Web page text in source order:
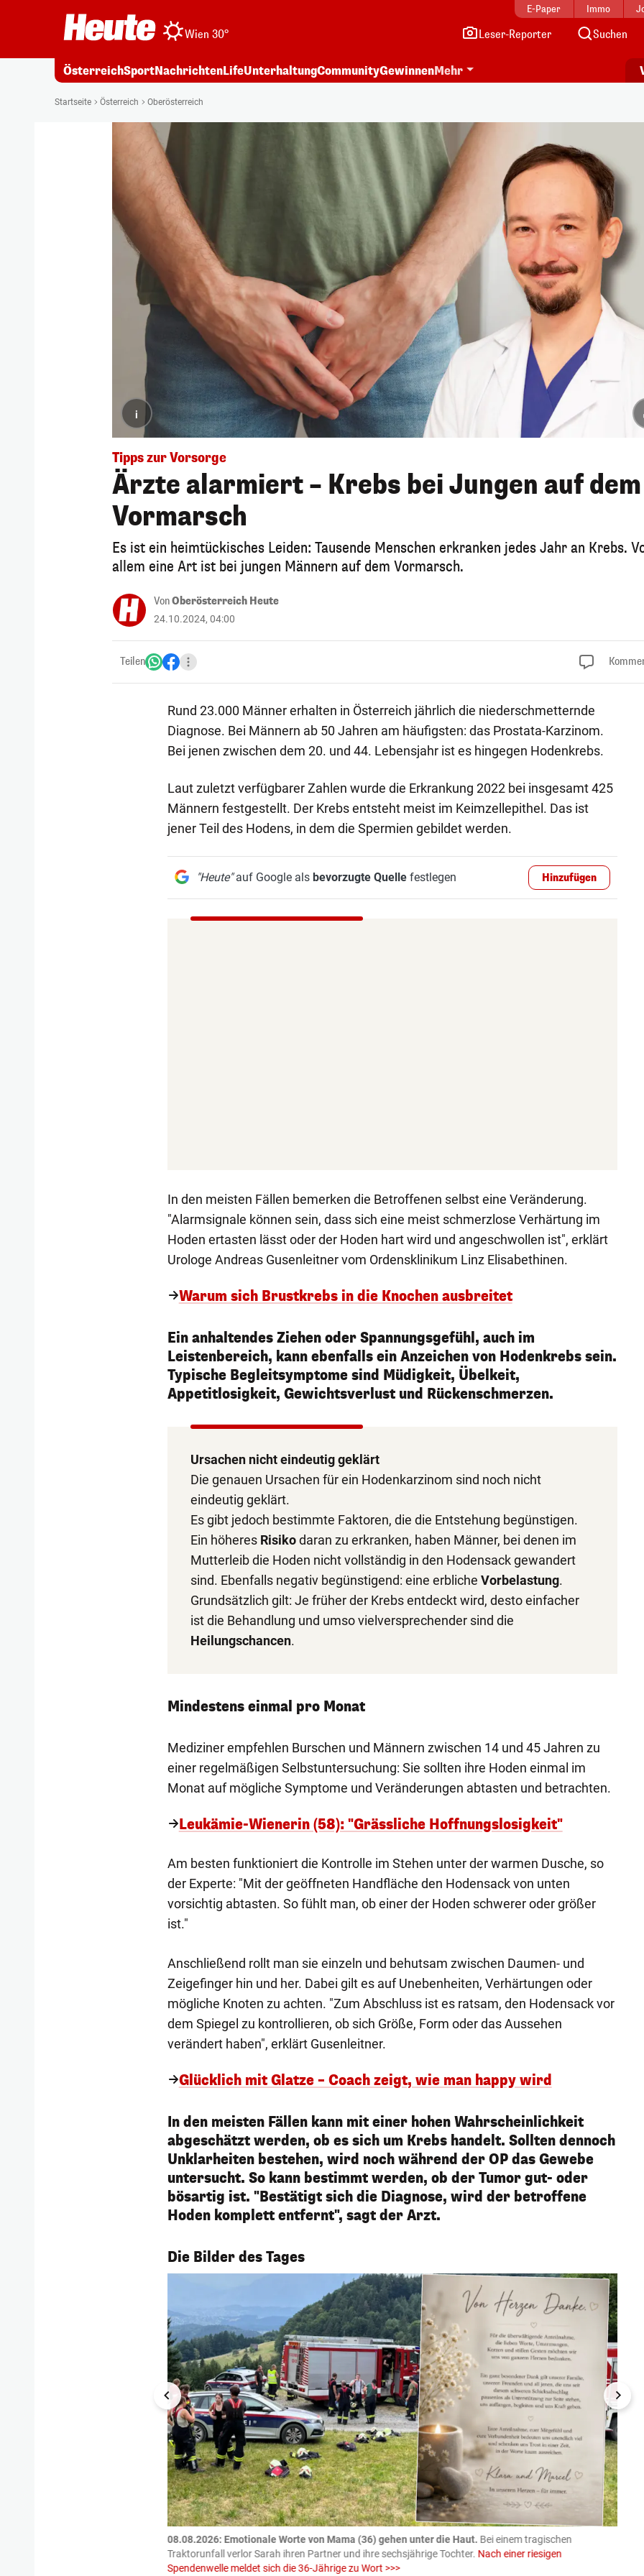
E-Paper Immo
Wien 30° Leser-Reporter Suchen
ÖsterreichSportNachrichtenLifeUnterhaltungCommunityGewinnenMehr
Startseite Österreich Oberösterreich
i
Tipps zur Vorsorge
Ärzte alarmiert – Krebs bei Jungen auf dem
Vormarsch
Es ist ein heimtückisches Leiden: Tausende Menschen erkranken jedes Jahr an Krebs.
allem eine Art ist bei jungen Männern auf dem Vormarsch.
VonOberösterreich Heute
24.10.2024, 04:00
Teilen
Rund 23.000 Männer erhalten in Österreich jährlich die niederschmetternde
Diagnose. Bei Männern ab 50 Jahren am häufigsten: das Prostata-Karzinom.
Bei jenen zwischen dem 20. und 44. Lebensjahr ist es hingegen Hodenkrebs.
Laut zuletzt verfügbarer Zahlen wurde die Erkrankung 2022 bei insgesamt 425
Männern festgestellt. Der Krebs entsteht meist im Keimzellepithel. Das ist
jener Teil des Hodens, in dem die Spermien gebildet werden.
"Heute"auf Google als bevorzugte Quellefestlegen Hinzufügen
In den meisten Fällen bemerken die Betroffenen selbst eine Veränderung.
"Alarmsignale können sein, dass sich eine meist schmerzlose Verhärtung im
Hoden ertasten lässt oder der Hoden hart wird und angeschwollen ist", erklärt
Urologe Andreas Gusenleitner vom Ordensklinikum Linz Elisabethinen.
Warum sich Brustkrebs in die Knochen ausbreitet
Ein anhaltendes Ziehen oder Spannungsgefühl, auch im
Leistenbereich, kann ebenfalls ein Anzeichen von Hodenkrebs sein.
Typische Begleitsymptome sind Müdigkeit, Übelkeit,
Appetitlosigkeit, Gewichtsverlust und Rückenschmerzen.
Ursachen nicht eindeutig geklärt
Die genauen Ursachen für ein Hodenkarzinom sind noch nicht
eindeutig geklärt.
Es gibt jedoch bestimmte Faktoren, die die Entstehung begünstigen.
Ein höheres Risikodaran zu erkranken, haben Männer, bei denen im
Mutterleib die Hoden nicht vollständig in den Hodensack gewandert
sind. Ebenfalls negativ begünstigend: eine erbliche Vorbelastung.
Grundsätzlich gilt: Je früher der Krebs entdeckt wird, desto einfacher
ist die Behandlung und umso vielversprechender sind die
Heilungschancen.
Mindestens einmal pro Monat
Mediziner empfehlen Burschen und Männern zwischen 14 und 45 Jahren zu
einer regelmäßigen Selbstuntersuchung: Sie sollten ihre Hoden einmal im
Monat auf mögliche Symptome und Veränderungen abtasten und betrachten.
Leukämie-Wienerin (58): "Grässliche Hoffnungslosigkeit"
Am besten funktioniert die Kontrolle im Stehen unter der warmen Dusche, so
der Experte: "Mit der geöffneten Handfläche den Hodensack von unten
vorsichtig abtasten. So fühlt man, ob einer der Hoden schwerer oder größer
ist."
Anschließend rollt man sie einzeln und behutsam zwischen Daumen- und
Zeigefinger hin und her. Dabei gilt es auf Unebenheiten, Verhärtungen oder
mögliche Knoten zu achten. "Zum Abschluss ist es ratsam, den Hodensack vor
dem Spiegel zu kontrollieren, ob sich Größe, Form oder das Aussehen
verändert haben", erklärt Gusenleitner.
Glücklich mit Glatze – Coach zeigt, wie man happy wird
In den meisten Fällen kann mit einer hohen Wahrscheinlichkeit
abgeschätzt werden, ob es sich um Krebs handelt. Sollten dennoch
Unklarheiten bestehen, wird noch während der OP das Gewebe
untersucht. So kann bestimmt werden, ob der Tumor gut- oder
bösartig ist. "Bestätigt sich die Diagnose, wird der betroffene
Hoden komplett entfernt", sagt der Arzt.
Die Bilder des Tages
1/56
08.08.2026: Emotionale Worte von Mama (36) gehen unter die Haut. Bei einem tragischen
Traktorunfall verlor Sarah ihren Partner und ihre sechsjährige Tochter. Nach einer riesigen
Spendenwelle meldet sich die 36-Jährige zu Wort >>>